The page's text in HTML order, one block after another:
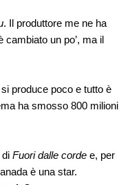
. Il produttore me ne ha
cambiato un po’, ma il
produce poco e tutto è
ha smosso 800 milioni
di Fuori dalle corde e, per
è una star.